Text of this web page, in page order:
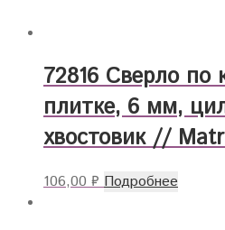
72816 Сверло по
плитке, 6 мм,
хвостовик //
106,00₽ Подробнее